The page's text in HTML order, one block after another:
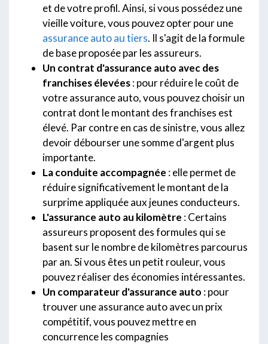
et de votre profil. Ainsi, si vous possédez une
vieille voiture, vous pouvez opter pour une
assurance auto au tiers. Il s'agit de la formule
de base proposée par les assureurs.
Un contrat d'assurance auto avec des
franchises élevées: pour réduire le coût de
votre assurance auto, vous pouvez choisir un
contrat dont le montant des franchises est
élevé. Par contre en cas de sinistre, vous allez
devoir débourser une somme d'argent plus
importante.
La conduite accompagnée : elle permet de
réduire significativement le montant de la
surprime appliquée aux jeunes conducteurs.
L'assurance auto au kilomètre : Certains
assureurs proposent des formules qui se
basent sur le nombre de kilomètres parcourus
par an. Si vous êtes un petit rouleur, vous
pouvez réaliser des économies intéressantes.
Un comparateur d'assurance auto : pour
trouver une assurance auto avec un prix
compétitif, vous pouvez mettre en
concurrence les compagnies